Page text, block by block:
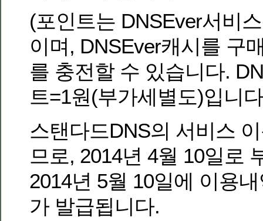
(포인트는 DNSEver서비
이며, DNSEver캐시를 구
를 충전할 수 있습니다.
트=1원(부가세별도)입니
스탠다드DNS의 서비스
므로, 2014년 4월 10일로
2014년 5월 10일에 이용
가 발급됩니다.